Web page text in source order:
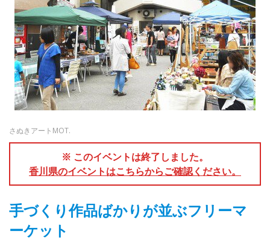
さぬきアートMOT.
※ このイベントは終了しました。
香川県のイベントはこちらからご確認ください。
手づくり作品ばかりが並ぶフリーマ
ーケット